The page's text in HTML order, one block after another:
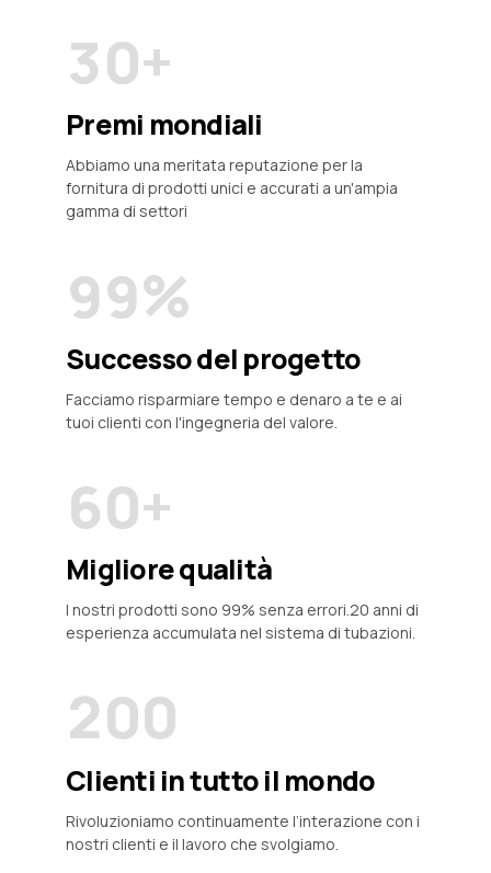
3
4
5
6
7
8
9
0
0+
Premi mondiali
Abbiamo una meritata reputazione per la
fornitura di prodotti unici e accurati a un'ampia
gamma di settori
5
6
7
8
9
0
5
6
7
8
9
0
%
Successo del progetto
Facciamo risparmiare tempo e denaro a te e ai
tuoi clienti con l'ingegneria del valore.
0
1
2
3
4
5
6
7
8
9
0
2
3
4
5
6
7
8
9
0+
Migliore qualità
I nostri prodotti sono 99% senza errori.20 anni di
esperienza accumulata nel sistema di tubazioni.
0
1
2
3
4
0
1
2
3
4
5
6
7
8
9
0
0
1
2
3
4
5
6
7
8
9
0
Clienti in tutto il mondo
Rivoluzioniamo continuamente l’interazione con i
nostri clienti e il lavoro che svolgiamo.